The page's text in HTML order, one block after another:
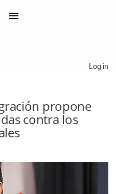
Log in
propone
contra los